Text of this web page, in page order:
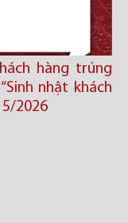
hàng trúng
nhật khách
5/2026